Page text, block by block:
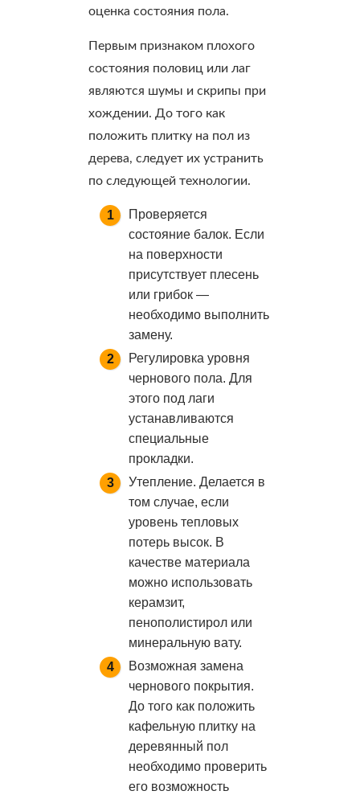
оценка состояния пола.
Первым признаком плохого
состояния половиц или лаг
являются шумы и скрипы при
хождении. До того как
положить плитку на пол из
дерева, следует их устранить
по следующей технологии.
Проверяется
состояние балок. Если
на поверхности
присутствует плесень
или грибок —
необходимо выполнить
замену.
Регулировка уровня
чернового пола. Для
этого под лаги
устанавливаются
специальные
прокладки.
Утепление. Делается в
том случае, если
уровень тепловых
потерь высок. В
качестве материала
можно использовать
керамзит,
пенополистирол или
минеральную вату.
Возможная замена
чернового покрытия.
До того как положить
кафельную плитку на
деревянный пол
необходимо проверить
его возможность